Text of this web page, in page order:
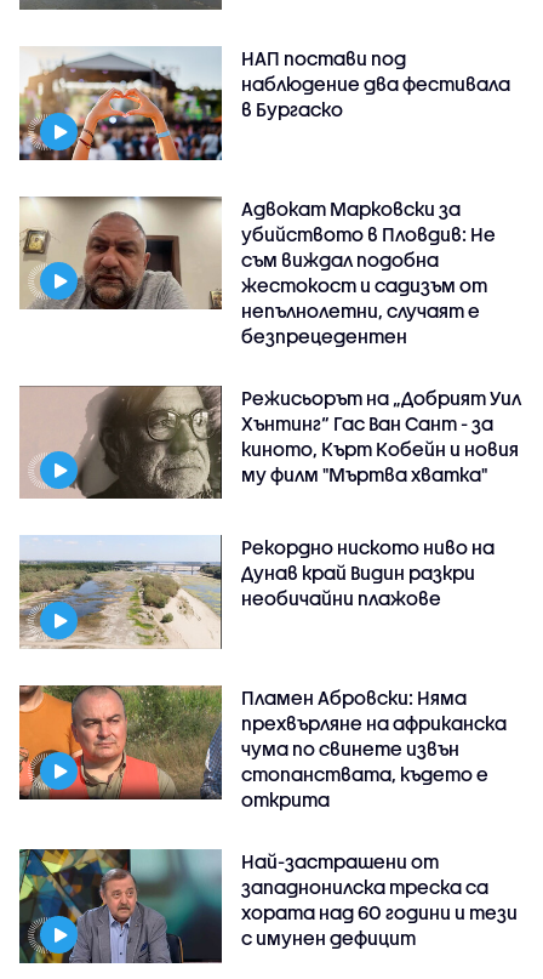
НАП постави под
наблюдение два фестивала
в Бургаско
Адвокат Марковски за
убийството в Пловдив: Не
съм виждал подобна
жестокост и садизъм от
непълнолетни, случаят е
безпрецедентен
Режисьорът на „Добрият Уил
Хънтинг“ Гас Ван Сант - за
киното, Кърт Кобейн и новия
му филм "Мъртва хватка"
Рекордно ниското ниво на
Дунав край Видин разкри
необичайни плажове
Пламен Абровски: Няма
прехвърляне на африканска
чума по свинете извън
стопанствата, където е
открита
Най-застрашени от
западнонилска треска са
хората над 60 години и тези
с имунен дефицит